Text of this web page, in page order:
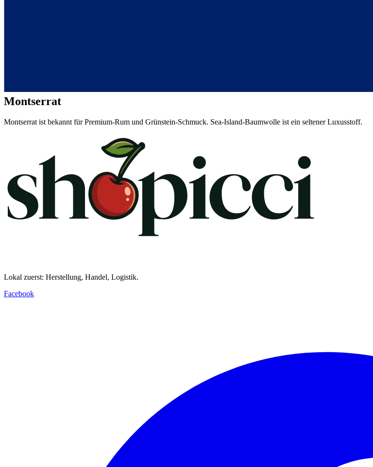
Montserrat
Montserrat ist bekannt für Premium-Rum und Grünstein-Schmuck. Sea-Island-Baumwolle ist ein seltener Luxusstoff.
Lokal zuerst: Herstellung, Handel, Logistik.
Facebook